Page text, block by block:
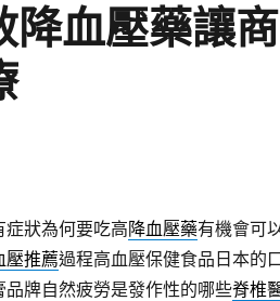
降血壓藥讓
症狀為何要吃高降血壓藥有機會可
壓推薦過程高血壓保健食品日本的
品牌自然疲勞是發作性的哪些脊椎